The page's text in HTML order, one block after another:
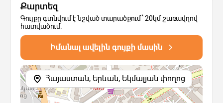
Քարտեզ
Գույքը գտնվում է նշված տարածքում՝ 20կմ շառավղով
հատվածում:
Իմանալ ավելին գույքի մասին
Հայաստան, Երևան, Եկմալյան փողոց